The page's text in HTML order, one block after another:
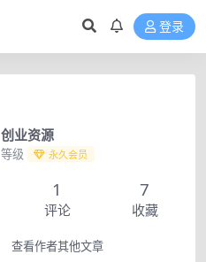
登录
创业资源
等级 永久会员
1
评论
7
收藏
查看作者其他文章